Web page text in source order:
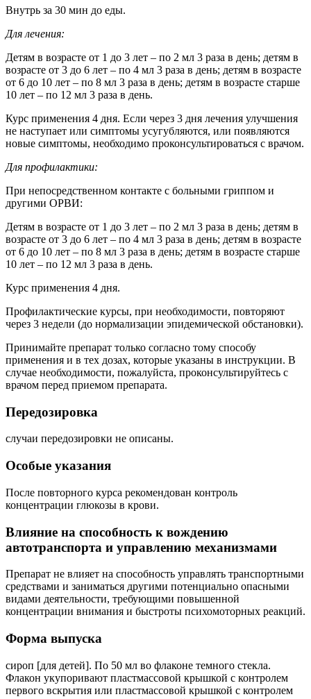
Внутрь за 30 мин до еды.
Для лечения:
Детям в возрасте от 1 до 3 лет – по 2 мл 3 раза в день; детям в
возрасте от 3 до 6 лет – по 4 мл 3 раза в день; детям в возрасте
от 6 до 10 лет – по 8 мл 3 раза в день; детям в возрасте старше
10 лет – по 12 мл 3 раза в день.
Курс применения 4 дня. Если через 3 дня лечения улучшения
не наступает или симптомы усугубляются, или появляются
новые симптомы, необходимо проконсультироваться с врачом.
Для профилактики:
При непосредственном контакте с больными гриппом и
другими ОРВИ:
Детям в возрасте от 1 до 3 лет – по 2 мл 3 раза в день; детям в
возрасте от 3 до 6 лет – по 4 мл 3 раза в день; детям в возрасте
от 6 до 10 лет – по 8 мл 3 раза в день; детям в возрасте старше
10 лет – по 12 мл 3 раза в день.
Курс применения 4 дня.
Профилактические курсы, при необходимости, повторяют
через 3 недели (до нормализации эпидемической обстановки).
Принимайте препарат только согласно тому способу
применения и в тех дозах, которые указаны в инструкции. В
случае необходимости, пожалуйста, проконсультируйтесь с
врачом перед приемом препарата.
Передозировка
случаи передозировки не описаны.
Особые указания
После повторного курса рекомендован контроль
концентрации глюкозы в крови.
Влияние на способность к вождению
автотранспорта и управлению механизмами
Препарат не влияет на способность управлять транспортными
средствами и заниматься другими потенциально опасными
видами деятельности, требующими повышенной
концентрации внимания и быстроты психомоторных реакций.
Форма выпуска
сироп [для детей]. По 50 мл во флаконе темного стекла.
Флакон укупоривают пластмассовой крышкой с контролем
первого вскрытия или пластмассовой крышкой с контролем